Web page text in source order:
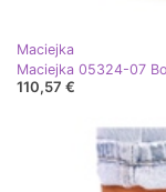
Maciejka
110,57 €